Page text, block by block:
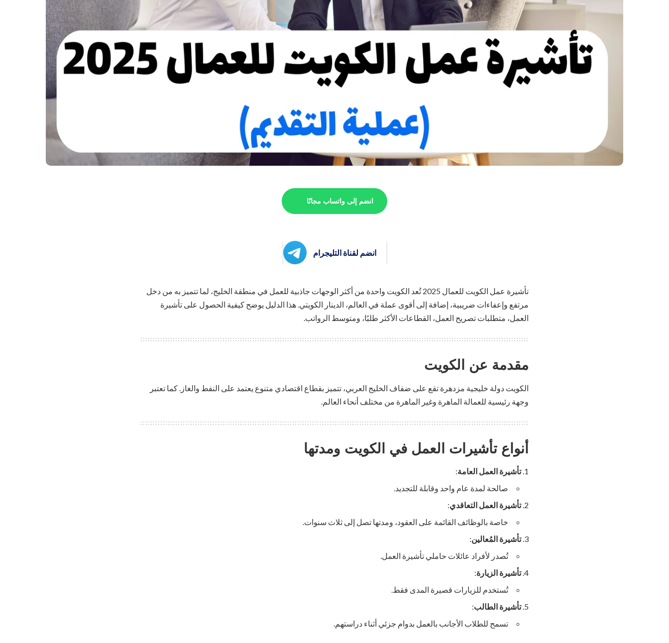
انضم إلى واتساب مجانًا
انضم لقناة التليجرام
تأشيرة عمل الكويت للعمال 2025 تُعد الكويت واحدة من أكثر الوجهات جاذبية للعمل في منطقة الخليج، لما تتميز به من دخل
مرتفع وإعفاءات ضريبية، إضافة إلى أقوى عملة في العالم، الدينار الكويتي. هذا الدليل يوضح كيفية الحصول على تأشيرة
العمل، متطلبات تصريح العمل، القطاعات الأكثر طلبًا، ومتوسط الرواتب.
مقدمة عن الكويت
الكويت دولة خليجية مزدهرة تقع على ضفاف الخليج العربي، تتميز بقطاع اقتصادي متنوع يعتمد على النفط والغاز. كما تعتبر
وجهة رئيسية للعمالة الماهرة وغير الماهرة من مختلف أنحاء العالم.
أنواع تأشيرات العمل في الكويت ومدتها
تأشيرة العمل العامة:
صالحة لمدة عام واحد وقابلة للتجديد.
تأشيرة العمل التعاقدي:
خاصة بالوظائف القائمة على العقود، ومدتها تصل إلى ثلاث سنوات.
تأشيرة المُعالين:
تُصدر لأفراد عائلات حاملي تأشيرة العمل.
تأشيرة الزيارة:
تُستخدم للزيارات قصيرة المدى فقط.
تأشيرة الطالب:
تسمح للطلاب الأجانب بالعمل بدوام جزئي أثناء دراستهم.